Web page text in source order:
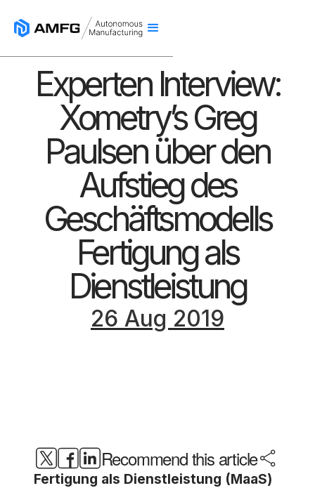
Experten Interview:
Xometry’s Greg
Paulsen über den
Aufstieg des
Geschäftsmodells
Fertigung als
Dienstleistung
26 Aug 2019
Recommend this article
Fertigung als Dienstleistung (MaaS)